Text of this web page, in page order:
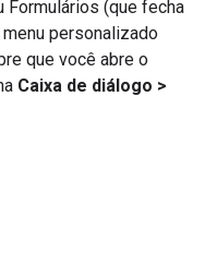
Formulários (que fecha
personalizado
que você abre o
Caixa de diálogo >